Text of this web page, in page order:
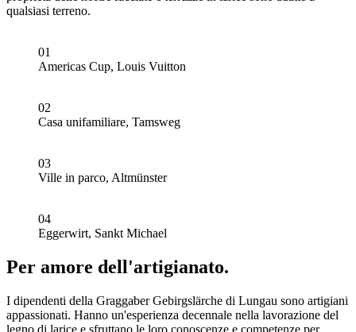
qualsiasi terreno.
01
Americas Cup, Louis Vuitton
02
Casa unifamiliare, Tamsweg
03
Ville in parco, Altmünster
04
Eggerwirt, Sankt Michael
Per amore dell'artigianato.
I dipendenti della Graggaber Gebirgslärche di Lungau sono artigiani
appassionati. Hanno un'esperienza decennale nella lavorazione del
legno di larice e sfruttano le loro conoscenze e competenze per